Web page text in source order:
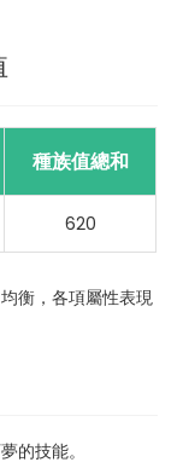
種族值總和
620
衡，各項屬性表現
的技能。